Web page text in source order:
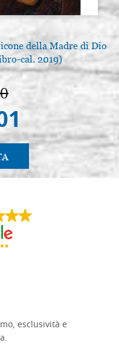
della Madre di Dio
cal. 2019)
esclusività e